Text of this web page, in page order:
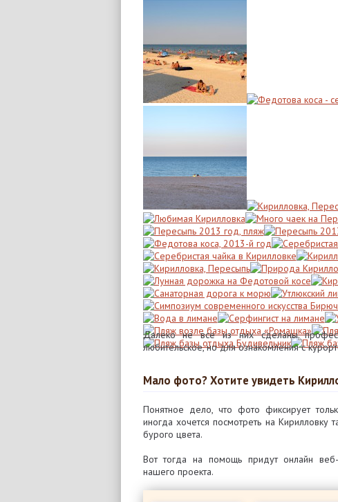
Далеко не все из них сделаны
любительское, но для ознакомления с
Мало фото? Хотите увидеть
Понятное дело, что фото фиксирует
иногда хочется посмотреть на
бурого цвета.
Вот тогда на помощь придут онлайн
нашего проекта.